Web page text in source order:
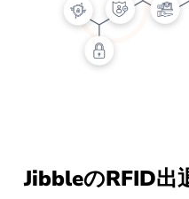
JibbleのRFID出